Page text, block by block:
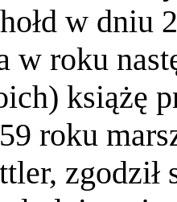
w dniu
w roku
książę
roku
zgodził